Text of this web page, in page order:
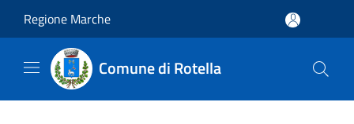
Regione Marche
Comune di Rotella